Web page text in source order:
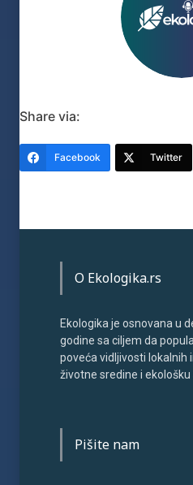
Share via:
Facebook Twitter
O Ekologika.rs
Ekologika je osnovana u
godine sa ciljem da
poveća vidljivosti lokalnih
životne sredine i ekološku
Pišite nam